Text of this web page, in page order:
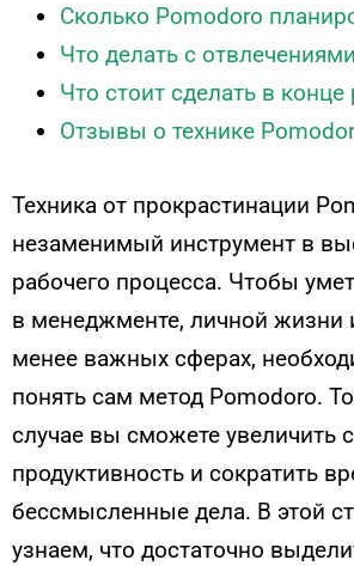
Сколько Pomodoro
Что делать с
Что стоит сделать в конце
Отзывы о технике
Техника от прокрастинации
незаменимый инструмент в
рабочего процесса. Чтобы
в менеджменте, личной жизни
менее важных сферах,
понять сам метод Pomodoro.
случае вы сможете увеличить
продуктивность и сократить
бессмысленные дела. В этой
узнаем, что достаточно